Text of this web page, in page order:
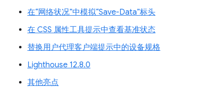
在“网络状况”中模拟“Save-Data”标头
在 CSS 属性工具提示中查看基准状态
替换用户代理客户端提示中的设备规格
Lighthouse 12.8.0
其他亮点